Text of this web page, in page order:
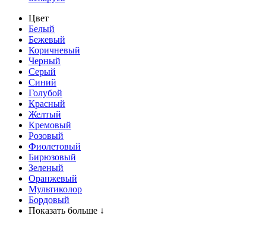
Цвет
Белый
Бежевый
Коричневый
Черный
Серый
Синий
Голубой
Красный
Желтый
Кремовый
Розовый
Фиолетовый
Бирюзовый
Зеленый
Оранжевый
Мультиколор
Бордовый
Показать больше ↓